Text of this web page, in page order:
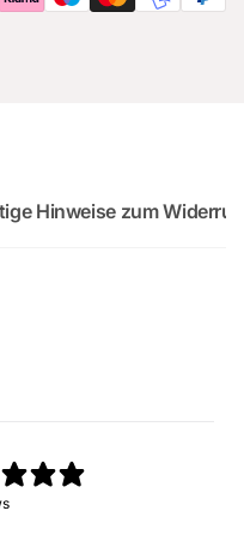
Hinweise zum